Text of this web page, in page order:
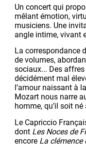
Un concert qui
mêlant émotion,
musiciens. Une
angle intime, vivant
La correspondance
de volumes,
sociaux... Des
décidément mal
l’amour naissant à
Mozart nous narre
homme, qu’il soit né
Le Capriccio
dont Les Noces de
encore La clémence